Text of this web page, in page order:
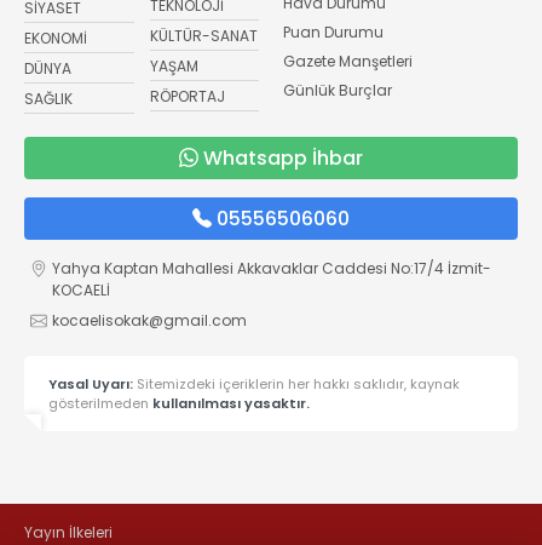
SİYASET
EKONOMİ
DÜNYA
SAĞLIK
TEKNOLOJİ
KÜLTÜR-SANAT
YAŞAM
RÖPORTAJ
Puan Durumu
Gazete Manşetleri
Günlük Burçlar
Whatsapp İhbar
05556506060
Yahya Kaptan Mahallesi Akkavaklar Caddesi No:17/4 İzmit-
KOCAELİ
kocaelisokak@gmail.com
Yasal Uyarı: Sitemizdeki içeriklerin her hakkı saklıdır, kaynak
gösterilmeden kullanılması yasaktır.
Yayın İlkeleri